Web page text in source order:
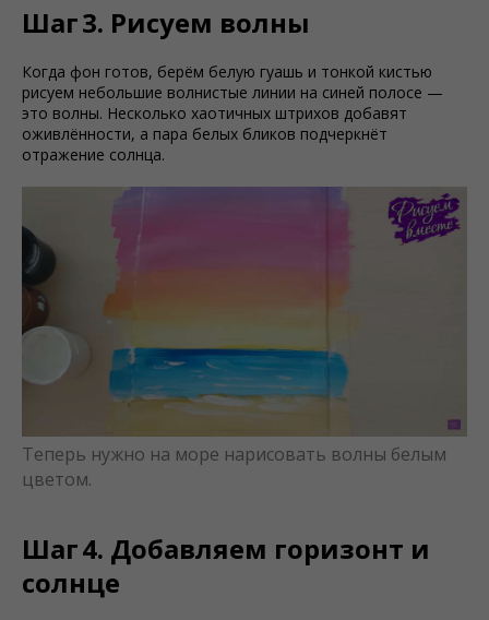
Шаг 3. Рисуем волны
Когда фон готов, берём белую гуашь и тонкой кистью
рисуем небольшие волнистые линии на синей полосе —
это волны. Несколько хаотичных штрихов добавят
оживлённости, а пара белых бликов подчеркнёт
отражение солнца.
Теперь нужно на море нарисовать волны белым
цветом.
Шаг 4. Добавляем горизонт и
солнце